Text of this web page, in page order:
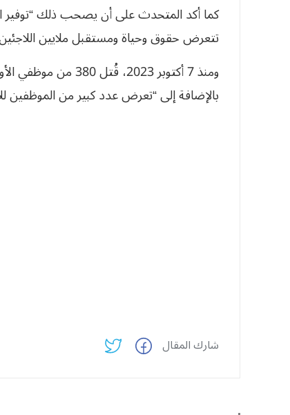
كما أكد المتحدث على أن يصحب ذلك “توفير
تتعرض حقوق وحياة ومستقبل ملايين
بالإضافة إلى “تعرض عدد كبير من الموظفين
شارك المقال